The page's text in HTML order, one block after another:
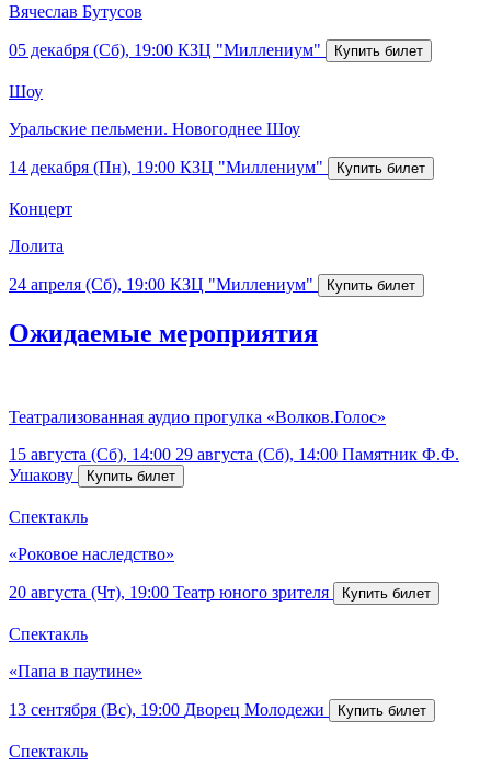
Вячеслав Бутусов
05 декабря (Сб), 19:00 КЗЦ "Миллениум"
Шоу
Уральские пельмени. Новогоднее Шоу
14 декабря (Пн), 19:00 КЗЦ "Миллениум"
Концерт
Лолита
24 апреля (Сб), 19:00 КЗЦ "Миллениум"
Ожидаемые мероприятия
Театрализованная аудио прогулка «Волков.Голос»
15 августа (Сб), 14:00 29 августа (Сб), 14:00 Памятник Ф.Ф.
Ушакову
Спектакль
«Роковое наследство»
20 августа (Чт), 19:00 Театр юного зрителя
Спектакль
«Папа в паутине»
13 сентября (Вс), 19:00 Дворец Молодежи
Спектакль